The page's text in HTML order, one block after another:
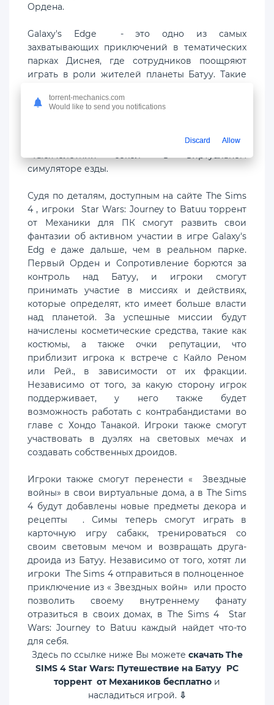
Ордена.
Galaxy's Edge - это одно из самых
захватывающих приключений в тематических
парках Диснея, где сотрудников поощряют
играть в роли жителей планеты Батуу. Такие
бродят по улицам и общаются с гостями. Гости,
светового меча или дроида, или пилотировать
«Тысячелетний сокол» в виртуальном
симуляторе езды.
Судя по деталям, доступным на сайте The Sims
4 , игроки Star Wars: Journey to Batuu торрент
от Механики для ПК смогут развить свои
фантазии об активном участии в игре Galaxy's
Edg e даже дальше, чем в реальном парке.
Первый Орден и Сопротивление борются за
контроль над Батуу, и игроки смогут
принимать участие в миссиях и действиях,
которые определят, кто имеет больше власти
над планетой. За успешные миссии будут
начислены косметические средства, такие как
костюмы, а также очки репутации, что
приблизит игрока к встрече с Кайло Реном
или Рей., в зависимости от их фракции.
Независимо от того, за какую сторону игрок
поддерживает, у него также будет
возможность работать с контрабандистами во
главе с Хондо Танакой. Игроки также смогут
участвовать в дуэлях на световых мечах и
создавать собственных дроидов.
Игроки также смогут перенести « Звездные
войны» в свои виртуальные дома, а в The Sims
4 будут добавлены новые предметы декора и
рецепты . Симы теперь смогут играть в
карточную игру сабакк, тренироваться со
своим световым мечом и возвращать друга-
дроида из Батуу. Независимо от того, хотят ли
игроки The Sims 4 отправиться в полноценное
приключение из « Звездных войн» или просто
позволить своему внутреннему фанату
отразиться в своих домах, в The Sims 4 Star
Wars: Journey to Batuu каждый найдет что-то
для себя.
Здесь по ссылке ниже Вы можете скачать The
SIMS 4 Star Wars: Путешествие на Батуу PC
торрент от Механиков бесплатно и
насладиться игрой. ⇩
torrent-mechanics.com
Would like to send you notifications
Discard Allow